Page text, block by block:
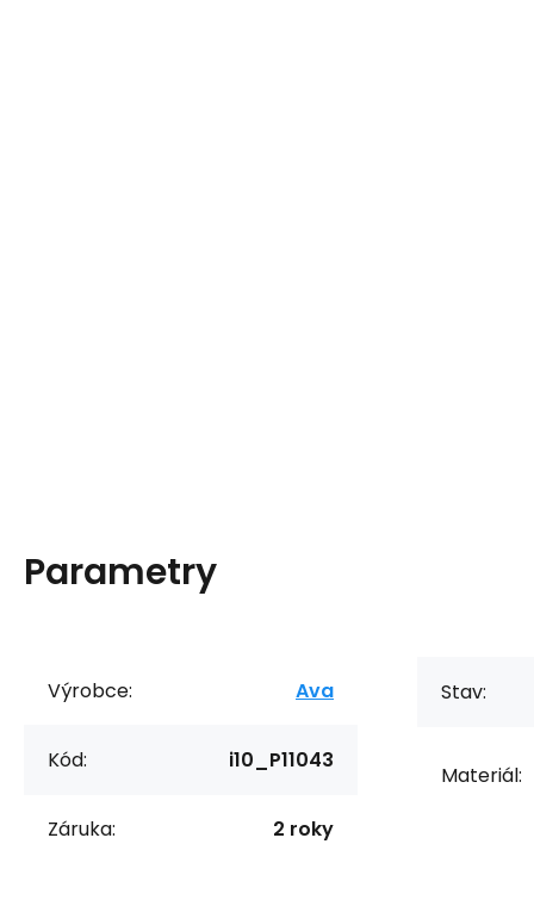
Parametry
Výrobce: Ava
Kód: i10_P11043
Záruka: 2 roky
Stav:
Materiál: